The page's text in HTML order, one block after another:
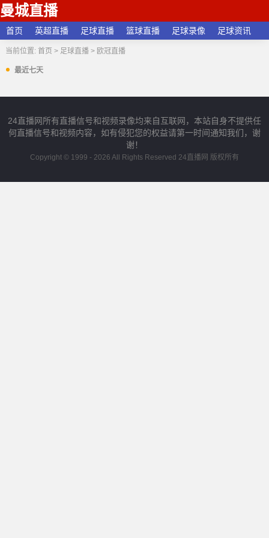
曼城直播
首页 英超直播 足球直播 篮球直播 足球录像 足球资讯
当前位置: 首页 > 足球直播> 欧冠直播
最近七天
24直播网所有直播信号和视频录像均来自互联网，本站自身不提供任
何直播信号和视频内容，如有侵犯您的权益请第一时间通知我们，谢
谢！
Copyright © 1999 - 2026 All Rights Reserved 24直播网 版权所有